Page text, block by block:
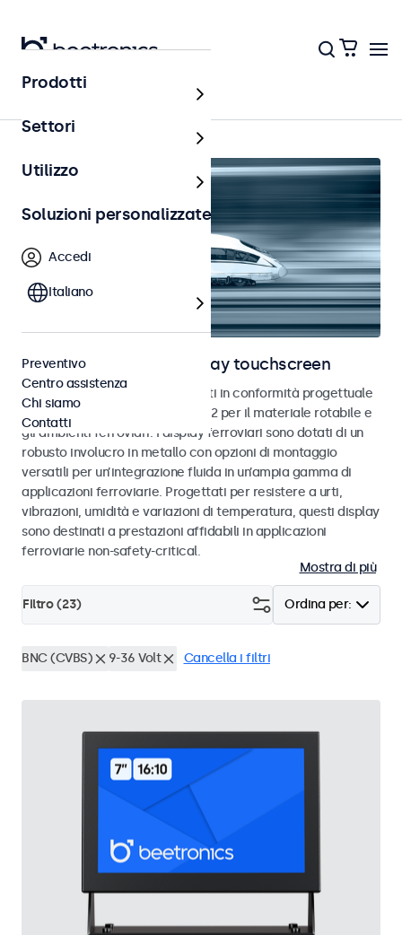
Home
Monitor ferroviari e display touchscreen
Monitor e touchscreen sviluppati in conformità progettuale
alle norme EN 50155 e EN 45545-2 per il materiale rotabile e
gli ambienti ferroviari. I display ferroviari sono dotati di un
robusto involucro in metallo con opzioni di montaggio
versatili per un’integrazione fluida in un’ampia gamma di
applicazioni ferroviarie. Progettati per resistere a urti,
vibrazioni, umidità e variazioni di temperatura, questi display
sono destinati a prestazioni affidabili in applicazioni
ferroviarie non-safety-critical.
Mostra di più
Ordina per:
Filtro (23)
BNC (CVBS) 9-36 Volt Cancella i filtri
Prodotti
Settori
Utilizzo
Soluzioni personalizzate
Accedi
Italiano
Preventivo
Centro assistenza
Chi siamo
Contatti